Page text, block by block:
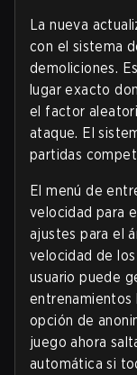
La nueva
con el sistema
demoliciones.
lugar exacto
el factor
ataque. El
partidas
El menú de
velocidad para
ajustes para el
velocidad de
usuario puede
entrenamientos
opción de
juego ahora
automática si